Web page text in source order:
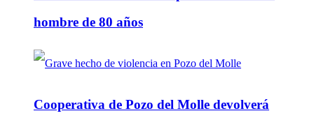
hombre de 80 años
Cooperativa de Pozo del Molle devolverá